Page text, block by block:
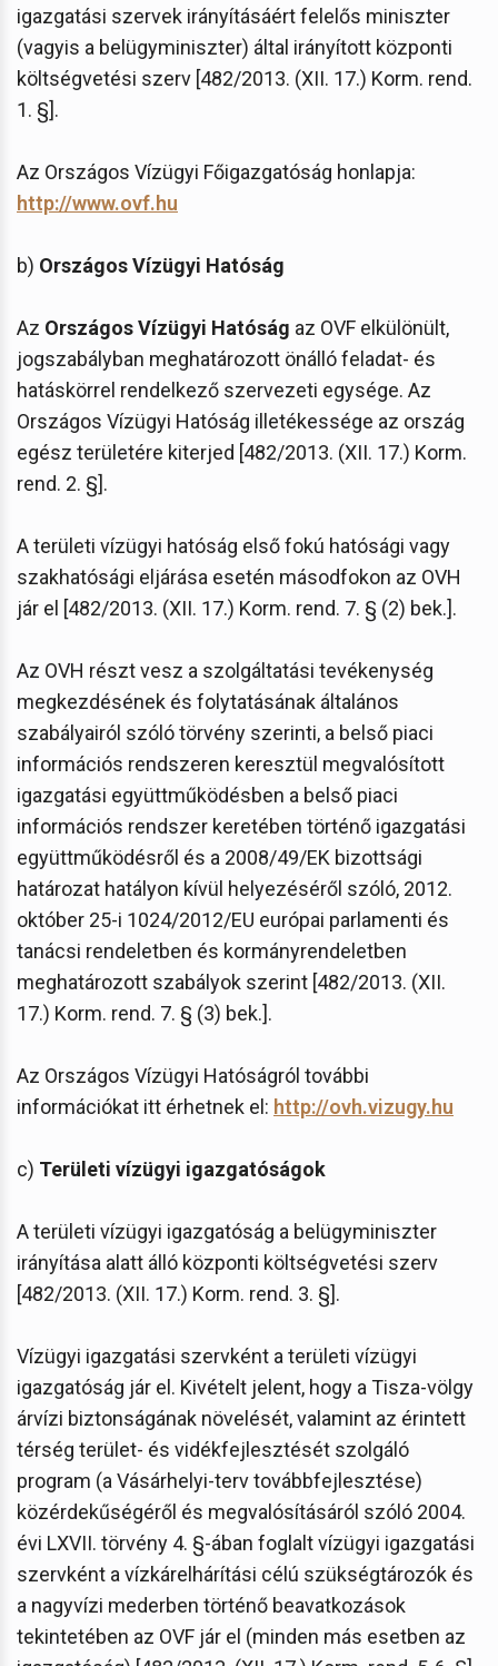
igazgatási szervek irányításáért felelős miniszter
(vagyis a belügyminiszter) által irányított központi
költségvetési szerv [482/2013. (XII. 17.) Korm. rend.
1. §].
Az Országos Vízügyi Főigazgatóság honlapja:
http://www.ovf.hu
b) Országos Vízügyi Hatóság
Az Országos Vízügyi Hatóság az OVF elkülönült,
jogszabályban meghatározott önálló feladat- és
hatáskörrel rendelkező szervezeti egysége. Az
Országos Vízügyi Hatóság illetékessége az ország
egész területére kiterjed [482/2013. (XII. 17.) Korm.
rend. 2. §].
A területi vízügyi hatóság első fokú hatósági vagy
szakhatósági eljárása esetén másodfokon az OVH
jár el [482/2013. (XII. 17.) Korm. rend. 7. § (2) bek.].
Az OVH részt vesz a szolgáltatási tevékenység
megkezdésének és folytatásának általános
szabályairól szóló törvény szerinti, a belső piaci
információs rendszeren keresztül megvalósított
igazgatási együttműködésben a belső piaci
információs rendszer keretében történő igazgatási
együttműködésről és a 2008/49/EK bizottsági
határozat hatályon kívül helyezéséről szóló, 2012.
október 25-i 1024/2012/EU európai parlamenti és
tanácsi rendeletben és kormányrendeletben
meghatározott szabályok szerint [482/2013. (XII.
17.) Korm. rend. 7. § (3) bek.].
Az Országos Vízügyi Hatóságról további
információkat itt érhetnek el: http://ovh.vizugy.hu
c) Területi vízügyi igazgatóságok
A területi vízügyi igazgatóság a belügyminiszter
irányítása alatt álló központi költségvetési szerv
[482/2013. (XII. 17.) Korm. rend. 3. §].
Vízügyi igazgatási szervként a területi vízügyi
igazgatóság jár el. Kivételt jelent, hogy a Tisza-völgy
árvízi biztonságának növelését, valamint az érintett
térség terület- és vidékfejlesztését szolgáló
program (a Vásárhelyi-terv továbbfejlesztése)
közérdekűségéről és megvalósításáról szóló 2004.
évi LXVII. törvény 4. §-ában foglalt vízügyi igazgatási
szervként a vízkárelhárítási célú szükségtározók és
a nagyvízi mederben történő beavatkozások
tekintetében az OVF jár el (minden más esetben az